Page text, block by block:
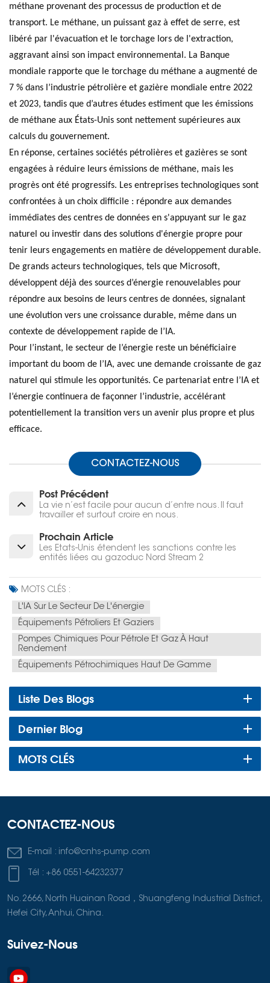
méthane provenant des processus de production et de
transport. Le méthane, un puissant gaz à effet de serre, est
libéré par l'évacuation et le torchage lors de l'extraction,
aggravant ainsi son impact environnemental. La Banque
mondiale rapporte que le torchage du méthane a augmenté de
7 % dans l’industrie pétrolière et gazière mondiale entre 2022
et 2023, tandis que d’autres études estiment que les émissions
de méthane aux États-Unis sont nettement supérieures aux
calculs du gouvernement.
En réponse, certaines sociétés pétrolières et gazières se sont
engagées à réduire leurs émissions de méthane, mais les
progrès ont été progressifs. Les entreprises technologiques sont
confrontées à un choix difficile : répondre aux demandes
immédiates des centres de données en s'appuyant sur le gaz
naturel ou investir dans des solutions d'énergie propre pour
tenir leurs engagements en matière de développement durable.
De grands acteurs technologiques, tels que Microsoft,
développent déjà des sources d’énergie renouvelables pour
répondre aux besoins de leurs centres de données, signalant
une évolution vers une croissance durable, même dans un
contexte de développement rapide de l’IA.
Pour l’instant, le secteur de l’énergie reste un bénéficiaire
important du boom de l’IA, avec une demande croissante de gaz
naturel qui stimule les opportunités. Ce partenariat entre l’IA et
l’énergie continuera de façonner l’industrie, accélérant
potentiellement la transition vers un avenir plus propre et plus
efficace.
CONTACTEZ-NOUS
Post Précédent
La vie n’est facile pour aucun d’entre nous. Il faut
travailler et surtout croire en nous.
Prochain Article
Les États-Unis étendent les sanctions contre les
entités liées au gazoduc Nord Stream 2
MOTS CLÉS :
L'IA Sur Le Secteur De L'énergie
Équipements Pétroliers Et Gaziers
Pompes Chimiques Pour Pétrole Et Gaz À Haut
Rendement
Équipements Pétrochimiques Haut De Gamme
Liste Des Blogs
Dernier Blog
MOTS CLÉS
CONTACTEZ-NOUS
E-mail : info@cnhs-pump.com
Tél : +86 0551-64232377
No. 2666, North Huainan Road，Shuangfeng Industrial District,
Hefei City, Anhui, China.
Suivez-Nous